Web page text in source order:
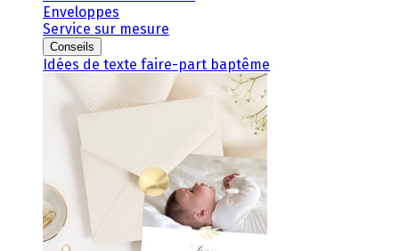
Enveloppes
Service sur mesure
Conseils
Idées de texte faire-part baptême